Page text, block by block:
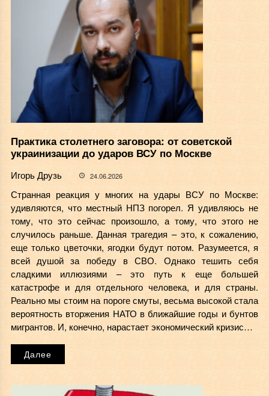
Практика столетнего заговора: от советской
украинизации до ударов ВСУ по Москве
Игорь Друзь 24.06.2026
Странная реакция у многих на удары ВСУ по Москве:
удивляются, что местный НПЗ погорел. Я удивляюсь не
тому, что это сейчас произошло, а тому, что этого не
случилось раньше. Данная трагедия – это, к сожалению,
еще только цветочки, ягодки будут потом. Разумеется, я
всей душой за победу в СВО. Однако тешить себя
сладкими иллюзиями – это путь к еще большей
катастрофе и для отдельного человека, и для страны.
Реально мы стоим на пороге смуты, весьма высокой стала
вероятность вторжения НАТО в ближайшие годы и бунтов
мигрантов. И, конечно, нарастает экономический кризис…
Далее